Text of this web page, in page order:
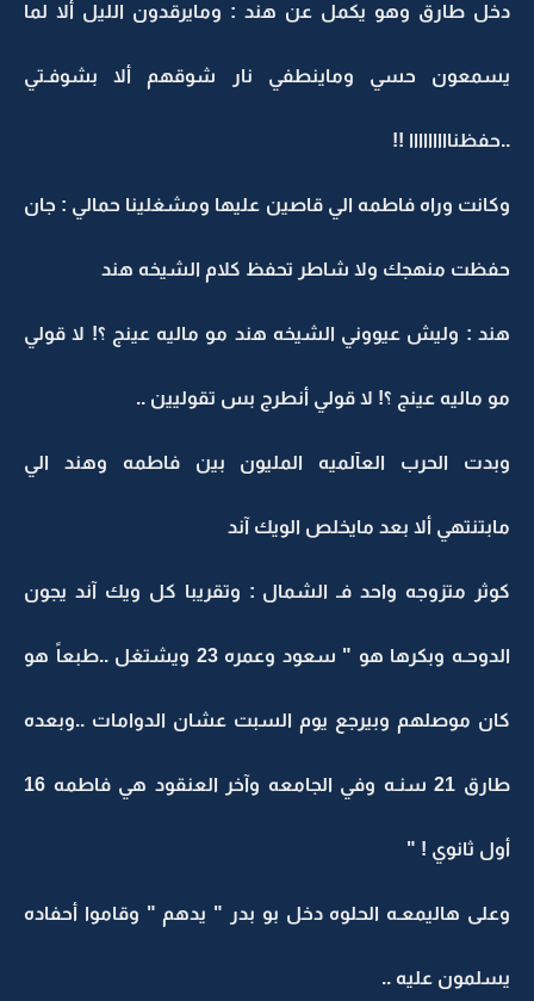
دخل طارق وهو يكمل عن هند : ومايرقدون الليل ألا لما
يسمعون حسي وماينطفي نار شوقهم ألا بشوفـتي
..حفظنااااااااا !!
وكانت وراه فاطمه الي قاصين عليها ومشغلينا حمالي : جان
حفظت منهجك ولا شاطر تحفظ كلام الشيخه هند
هند : وليش عيووني الشيخه هند مو ماليه عينج ؟! لا قولي
مو ماليه عينج ؟! لا قولي أنطرج بس تقوليين ..
وبدت الحرب العآلميه المليون بين فاطمه وهند الي
مابتنتهي ألا بعد مايخلص الويك آند
كوثر متزوجه واحد فـ الشمال : وتقريبا كل ويك آند يجون
الدوحـه وبكرها هو " سعود وعمره 23 ويشتغل ..طبعاً هو
كان موصلهم وبيرجع يوم السبت عشان الدوامات ..وبعده
طارق 21 سنـه وفي الجامعه وآخر العنقود هي فاطمه 16
أول ثانوي ! "
وعلى هاليمعـه الحلوه دخل بو بدر " يدهم " وقاموا أحفاده
يسلمون عليه ..